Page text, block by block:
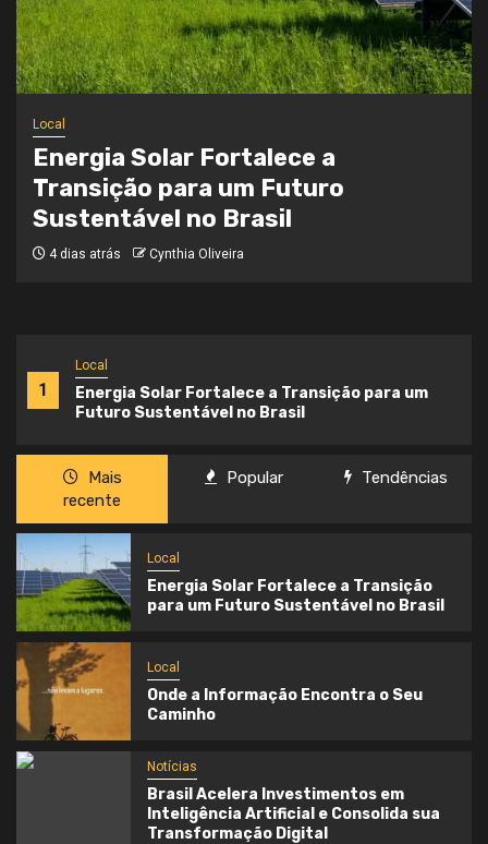
1
Local
Energia Solar Fortalece a Transição para um
Futuro Sustentável no Brasil
Local
Onde a Informação Encontra o Seu
Caminho
4 semanas atrás Cynthia Oliveira
Mais
recente
Popular Tendências
Local
Energia Solar Fortalece a Transição
para um Futuro Sustentável no Brasil
Local
Onde a Informação Encontra o Seu
Caminho
Notícias
Brasil Acelera Investimentos em
Inteligência Artificial e Consolida sua
Transformação Digital